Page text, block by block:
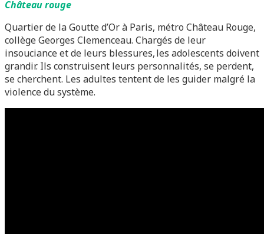
Château rouge
Quartier de la Goutte d’Or à Paris, métro Château Rouge,
collège Georges Clemenceau. Chargés de leur
insouciance et de leurs blessures, les adolescents doivent
grandir. Ils construisent leurs personnalités, se perdent,
se cherchent. Les adultes tentent de les guider malgré la
violence du système.